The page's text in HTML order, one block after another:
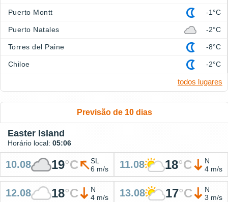
Puerto Montt -1°C
Puerto Natales -2°C
Torres del Paine -8°C
Chiloe -2°C
todos lugares
Previsão de 10 dias
Easter Island
Horário local: 05:06
10.08 19°C
SL
6 m/s
11.08 18°C
N
4 m/s
12.08 18°C
N
4 m/s
13.08 17°C
N
3 m/s